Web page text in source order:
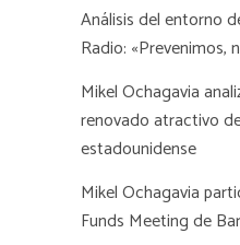
Análisis del entorno
Radio: «Prevenimos,
Mikel Ochagavia
renovado atractivo
estadounidense
Mikel Ochagavia
Funds Meeting de